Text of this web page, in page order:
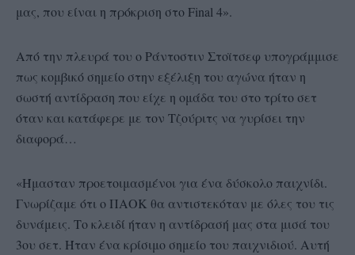
μας, που είναι η πρόκριση στο Final 4».
Από την πλευρά του ο Ράντοστιν Στοϊτσεφ υπογράμμισε
πως κομβικό σημείο στην εξέλιξη του αγώνα ήταν η
σωστή αντίδραση που είχε η ομάδα του στο τρίτο σετ
όταν και κατάφερε με τον Τζούριτς να γυρίσει την
διαφορά…
«Ήμασταν προετοιμασμένοι για ένα δύσκολο παιχνίδι.
Γνωρίζαμε ότι ο ΠΑΟΚ θα αντιστεκόταν με όλες του τις
δυνάμεις. Το κλειδί ήταν η αντίδρασή μας στα μισά του
3ου σετ. Ήταν ένα κρίσιμο σημείο του παιχνιδιού. Αυτή